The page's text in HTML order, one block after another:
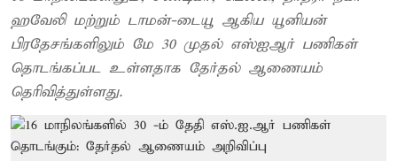
ஹவேலி மற்றும் டாமன்-டையூ ஆகிய யூனியன்
பிரதேசங்களிலும் மே 30 முதல் எஸ்ஐஆர் பணிகள்
தொடங்கப்பட உள்ளதாக தேர்தல் ஆணையம்
தெரிவித்துள்ளது.